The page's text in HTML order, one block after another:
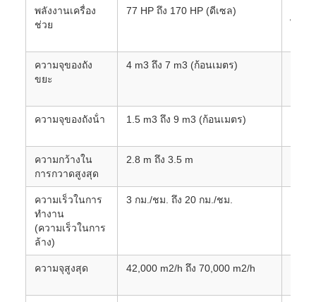
พลังงานเครื่อง
ช่วย
77 HP ถึง 170 HP (ดีเซล)
ความจุของถัง
ขยะ
4 m3 ถึง 7 m3 (ก้อนเมตร)
ความจุของถังน้ํา 1.5 m3 ถึง 9 m3 (ก้อนเมตร)
ความกว้างใน
การกวาดสูงสุด
2.8 m ถึง 3.5 m
ความเร็วในการ
ทํางาน
(ความเร็วในการ
ล้าง)
3 กม./ชม. ถึง 20 กม./ชม.
ความจุสูงสุด 42,000 m2/h ถึง 70,000 m2/h